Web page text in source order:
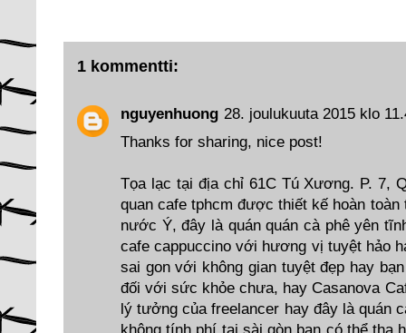
1 kommentti:
nguyenhuong 28. joulukuuta 2015 klo
Thanks for sharing, nice post!
Tọa lạc tại địa chỉ 61C Tú Xương. P. 7,
quan cafe tphcm được thiết kế hoàn toàn
nước Ý, đây là quánquán cà phê yên
cafe cappuccino với hương vị tuyệt hảo
sai gonvới không gian tuyệt đẹp hay
đối với sức khỏe chưa, hay Casanova
lý tưởng của freelancer hay đây là quán
không tính phí tại sài gòn bạn có thể tha